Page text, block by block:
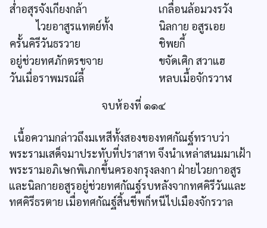
ส่ำอสุรจังเกียงกล้า
เกลื่อนล้อมวงรวัง
ไวยอาสูรแทตย์ทั้ง
นิลกาย อสูรเอย
ครั้นคิรีวันธรวาย
ชิพยกี้
อยู่ช่วยทศภักตรขจาย
ขจัดเศิก สวาแฮ
วันเมื่อราพมรณ์ลี้
หลบเมื้อจักรวาฬ
จบห้องที่ ๑๑๔
เนื้อความกล่าวถึงมเหสีทั้งสองของทศกัณฐ์ทราบว่า
พระรามเสด็จมาประทับที่ปราสาท จึงนำเหล่าสนมมาเฝ้า
พระรามอภิเษกพิเภกขึ้นครองกรุงลงกา ฝ่ายไวยกาอสูร
และนิลกายอสูรอยู่ช่วยทศกัณฐ์รบหลังจากทศคิรีวันและ
ทศคิรีธรตาย เมื่อทศกัณฐ์สิ้นชีพก็หนีไปเมืองจักรวาล